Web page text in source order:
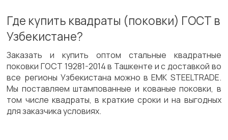
Где купить квадраты (поковки) ГОСТ в
Узбекистане?
Заказать и купить оптом стальные квадратные
поковки ГОСТ 19281-2014 в Ташкенте и с доставкой во
все регионы Узбекистана можно в EMK STEELTRADE.
Мы поставляем штампованные и кованые поковки, в
том числе квадраты, в краткие сроки и на выгодных
для заказчика условиях.